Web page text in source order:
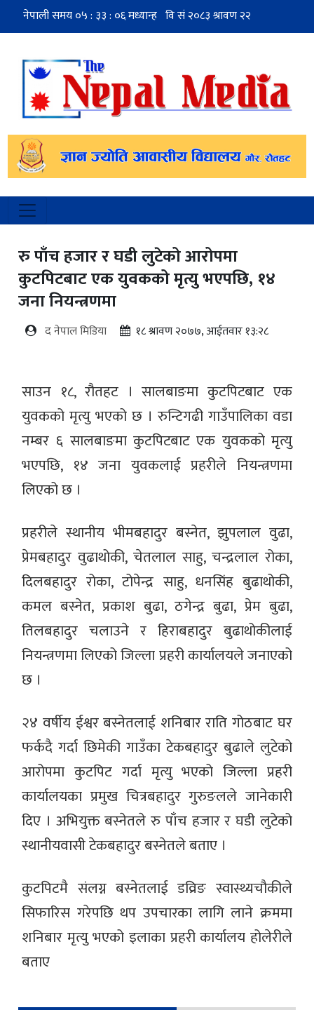
रु पाँच हजार र घडी लुटेको आरोपमा
कुटपिटबाट एक युवकको मृत्यु भएपछि, १४
जना नियन्त्रणमा
द नेपाल मिडिया १८ श्रावण २०७७, आईतवार १३:२८
साउन १८, रौतहट । सालबाङमा कुटपिटबाट एक
युवकको मृत्यु भएको छ । रुन्टिगढी गाउँपालिका वडा
नम्बर ६ सालबाङमा कुटपिटबाट एक युवकको मृत्यु
भएपछि, १४ जना युवकलाई प्रहरीले नियन्त्रणमा
लिएको छ ।
प्रहरीले स्थानीय भीमबहादुर बस्नेत, झुपलाल वुढा,
प्रेमबहादुर वुढाथोकी, चेतलाल साहु, चन्द्रलाल रोका,
दिलबहादुर रोका, टोपेन्द्र साहु, धनसिंह बुढाथोकी,
कमल बस्नेत, प्रकाश बुढा, ठगेन्द्र बुढा, प्रेम बुढा,
तिलबहादुर चलाउने र हिराबहादुर बुढाथोकीलाई
नियन्त्रणमा लिएको जिल्ला प्रहरी कार्यालयले जनाएको
छ ।
२४ वर्षीय ईश्वर बस्नेतलाई शनिबार राति गोठबाट घर
फर्कदै गर्दा छिमेकी गाउँका टेकबहादुर बुढाले लुटेको
आरोपमा कुटपिट गर्दा मृत्यु भएको जिल्ला प्रहरी
कार्यालयका प्रमुख चित्रबहादुर गुरुङलले जानेकारी
दिए । अभियुक्त बस्नेतले रु पाँच हजार र घडी लुटेको
स्थानीयवासी टेकबहादुर बस्नेतले बताए ।
कुटपिटमै संलग्न बस्नेतलाई डव्रिङ स्वास्थ्यचौकीले
सिफारिस गरेपछि थप उपचारका लागि लाने क्रममा
शनिबार मृत्यु भएको इलाका प्रहरी कार्यालय होलेरीले
बताए